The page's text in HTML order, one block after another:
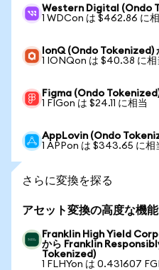
Western Digital (Ondo
1 WDCon は $462.86 に
IonQ (Ondo Tokenized)
1 IONQon は $40.38 に相
Figma (Ondo
1 FIGon は $24.11 に相当
AppLovin (Ondo
1 APPon は $343.65 に相
さらに変換を探る
アセット変換の高度な機能
Franklin High Yield
から Franklin
Tokenized)
1 FLHYon は 0.431607